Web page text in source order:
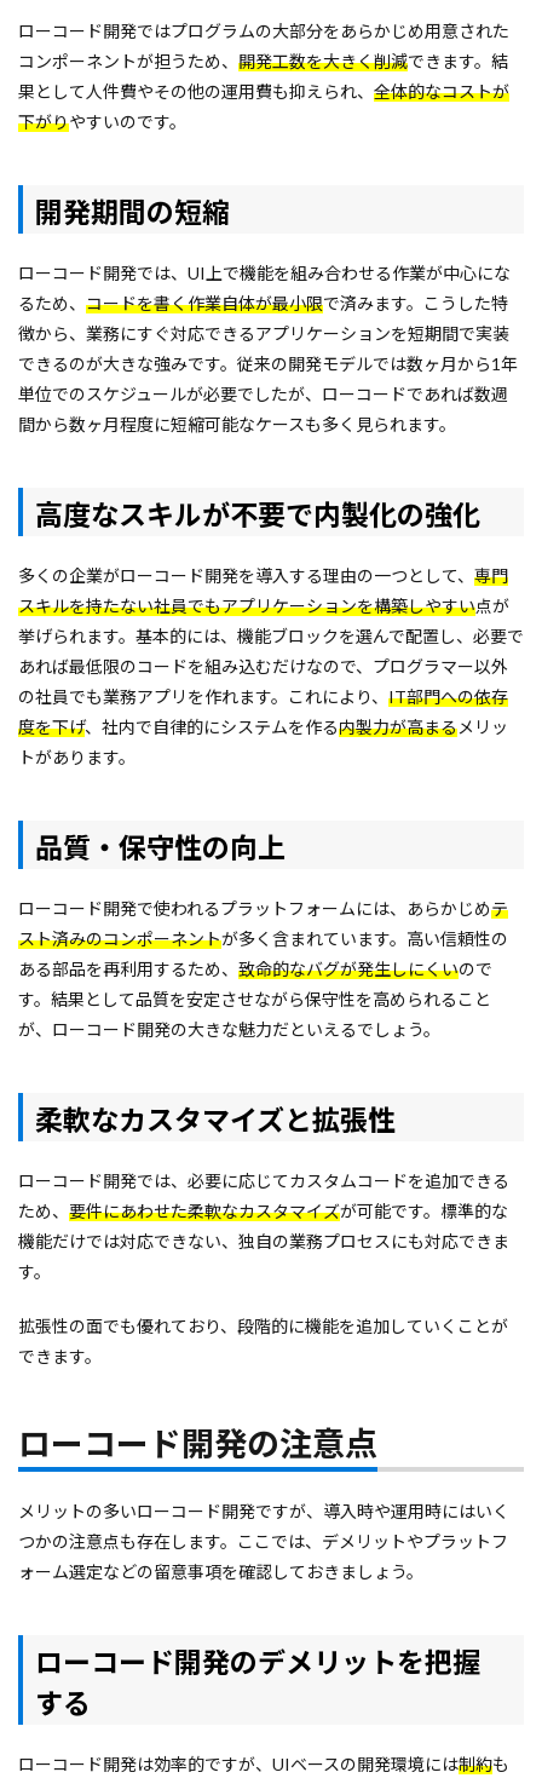
ローコード開発ではプログラムの大部分をあらかじめ用意された
コンポーネントが担うため、 開発工数を大きく削減できます。結
果として人件費やその他の運用費も抑えられ、 全体的なコストが
下がりやすいのです。
開発期間の短縮
ローコード開発では、UI上で機能を組み合わせる作業が中心にな
るため、 コードを書く作業自体が最小限で済みます。こうした特
徴から、業務にすぐ対応できるアプリケーションを短期間で実装
できるのが大きな強みです。従来の開発モデルでは数ヶ月から1年
単位でのスケジュールが必要でしたが、ローコードであれば数週
間から数ヶ月程度に短縮可能なケースも多く見られます。
高度なスキルが不要で内製化の強化
多くの企業がローコード開発を導入する理由の一つとして、 専門
スキルを持たない社員でもアプリケーションを構築しやすい点が
挙げられます。基本的には、機能ブロックを選んで配置し、必要で
あれば最低限のコードを組み込むだけなので、プログラマー以外
の社員でも業務アプリを作れます。これにより、 IT部門への依存
度を下げ、社内で自律的にシステムを作る内製力が高まるメリッ
トがあります。
品質・保守性の向上
ローコード開発で使われるプラットフォームには、あらかじめテ
スト済みのコンポーネントが多く含まれています。高い信頼性の
ある部品を再利用するため、 致命的なバグが発生しにくいので
す。結果として品質を安定させながら保守性を高められること
が、ローコード開発の大きな魅力だといえるでしょう。
柔軟なカスタマイズと拡張性
ローコード開発では、必要に応じてカスタムコードを追加できる
ため、 要件にあわせた柔軟なカスタマイズが可能です。標準的な
機能だけでは対応できない、独自の業務プロセスにも対応できま
す。
拡張性の面でも優れており、段階的に機能を追加していくことが
できます。
ローコード開発の注意点
メリットの多いローコード開発ですが、導入時や運用時にはいく
つかの注意点も存在します。ここでは、デメリットやプラットフ
ォーム選定などの留意事項を確認しておきましょう。
ローコード開発のデメリットを把握
する
ローコード開発は効率的ですが、UIベースの開発環境には制約も